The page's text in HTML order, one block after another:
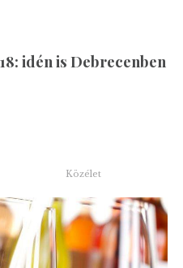
idén is Debrecenben
Közélet